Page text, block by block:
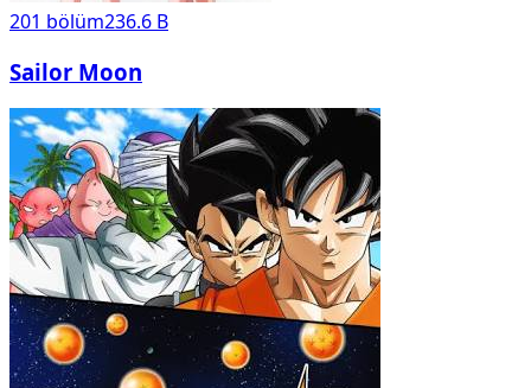
201 bölüm236.6 B
Sailor Moon